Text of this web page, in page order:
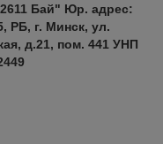
Бай" Юр. адрес:
РБ, г. Минск, ул.
д.21, пом. 441 УНП